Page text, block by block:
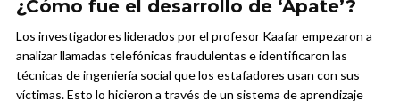
¿Cómo fue el desarrollo de ‘Apate’?
Los investigadores liderados por el profesor Kaafar empezaron a
analizar llamadas telefónicas fraudulentas e identificaron las
técnicas de ingeniería social que los estafadores usan con sus
víctimas. Esto lo hicieron a través de un sistema de aprendizaje